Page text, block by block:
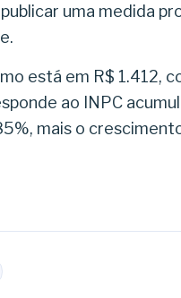
uma medida
está em R$ 1.412,
ao INPC
mais o